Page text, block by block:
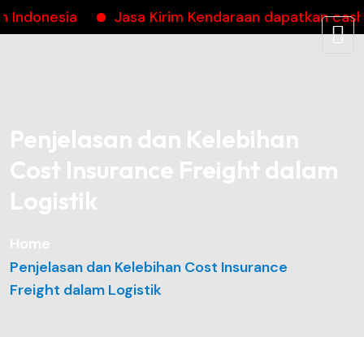
Jasa Kirim Kendaraan dapatkan cashback
Penjelasan dan Kelebihan
Cost Insurance Freight dalam
Logistik
Home
Penjelasan dan Kelebihan Cost Insurance
Freight dalam Logistik